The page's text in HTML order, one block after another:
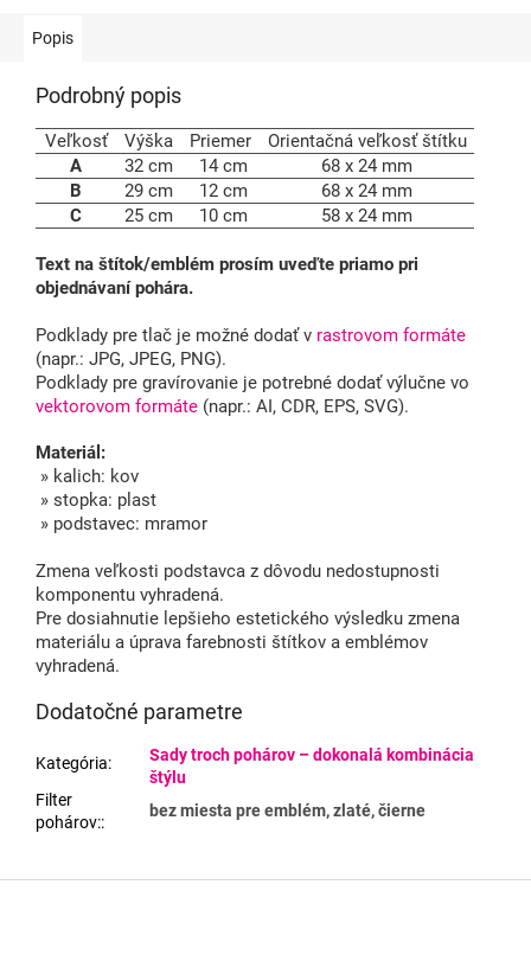
Popis
Podrobný popis
Veľkosť Výška Priemer
Orientačná veľkosť štítku
A
32 cm 14 cm
68 x 24 mm
B
29 cm 12 cm
68 x 24 mm
C
25 cm 10 cm 58 x 24 mm
Text na štítok/emblém prosím uveďte priamo pri
objednávaní pohára.
Podklady pre tlač je možné dodať v rastrovom formáte
(napr.: JPG, JPEG, PNG).
Podklady pre gravírovanie je potrebné dodať výlučne vo
vektorovom formáte (napr.: AI, CDR, EPS, SVG).
Materiál:
» kalich: kov
» stopka: plast
» podstavec: mramor
Zmena veľkosti podstavca z dôvodu nedostupnosti
komponentu vyhradená.
Pre dosiahnutie lepšieho estetického výsledku zmena
materiálu a úprava farebnosti štítkov a emblémov
vyhradená.
Dodatočné parametre
Kategória:
Sady troch pohárov – dokonalá kombinácia
štýlu
Filter
pohárov::
bez miesta pre emblém, zlaté, čierne